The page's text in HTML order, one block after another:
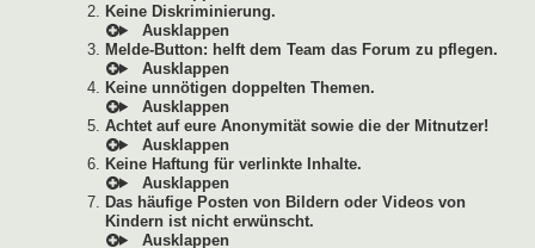
Keine Diskriminierung.
Melde-Button: helft dem Team das Forum zu pflegen.
Keine unnötigen doppelten Themen.
Achtet auf eure Anonymität sowie die der Mitnutzer!
Keine Haftung für verlinkte Inhalte.
Das häufige Posten von Bildern oder Videos von
Kindern ist nicht erwünscht.